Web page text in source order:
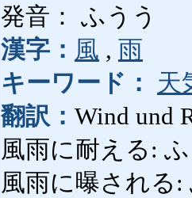
発音： ふうう
漢字： 風 , 雨
キーワード：
天
翻訳： Wind und
風雨に耐える:
風雨に曝される: